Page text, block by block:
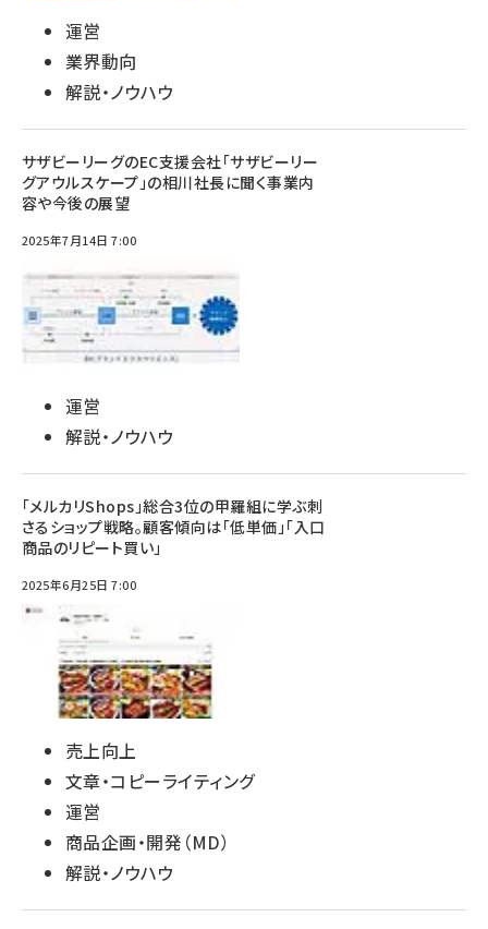
運営
業界動向
解説・ノウハウ
サザビーリーグのEC支援会社「サザビーリー
グアウルスケープ」の相川社長に聞く事業内
容や今後の展望
2025年7月14日 7:00
運営
解説・ノウハウ
「メルカリShops」総合3位の甲羅組に学ぶ刺
さるショップ戦略。顧客傾向は「低単価」「入口
商品のリピート買い」
2025年6月25日 7:00
売上向上
文章・コピーライティング
運営
商品企画・開発（MD）
解説・ノウハウ